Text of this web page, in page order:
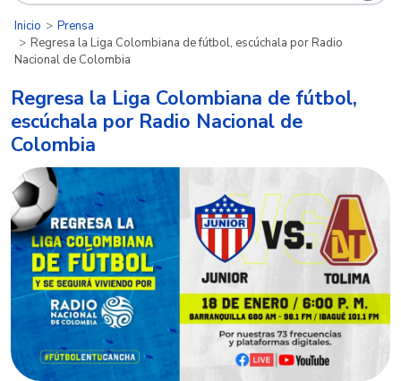
Inicio
Prensa
Regresa la Liga Colombiana de fútbol, escúchala por Radio
Nacional de Colombia
Regresa la Liga Colombiana de fútbol,
escúchala por Radio Nacional de
Colombia